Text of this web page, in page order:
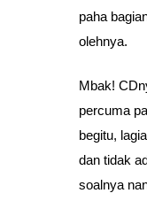
paha
olehnya.
Mbak!
percuma
begitu,
dan tidak
soalnya